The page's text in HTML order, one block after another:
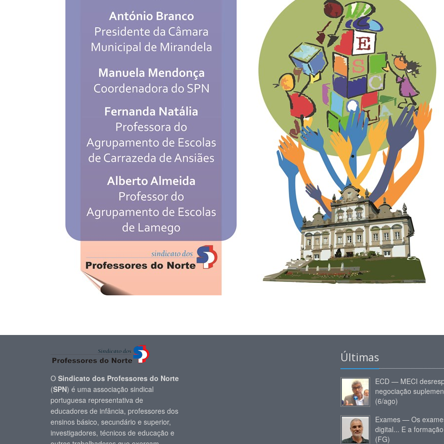
O Sindicato dos Professores do Norte
(SPN) é uma associação sindical
portuguesa representativa de
educadores de infância, professores dos
ensinos básico, secundário e superior,
investigadores, técnicos de educação e
Últimas
ECD — MECI
negociação
(6/ago)
Exames — Os
digital... E a
(FG)